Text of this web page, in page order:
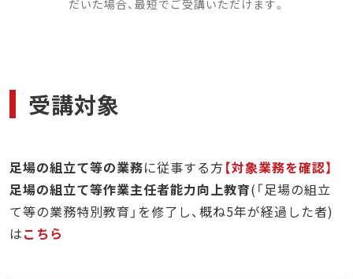
だいた場合、最短でご受講いただけます。
受講対象
足場の組立て等の業務に従事する方 対象業務を確認
足場の組立て等作業主任者能力向上教育(「足場の組立
て等の業務特別教育」を修了し、概ね5年が経過した者)
はこちら